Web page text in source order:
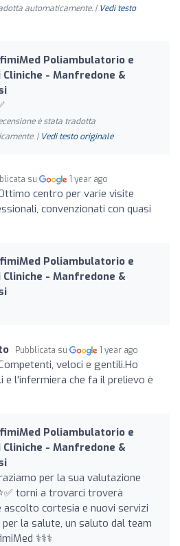
automaticamente. | Vedi testo
Poliambulatorio e
Cliniche - Manfredone &
è stata tradotta
| Vedi testo originale
su 1 year ago
centro per varie visite
convenzionati con quasi
Poliambulatorio e
Cliniche - Manfredone &
Pubblicata su 1 year ago
veloci e gentili.Ho
l'infermiera che fa il prelievo è
Poliambulatorio e
Cliniche - Manfredone &
per la sua valutazione
torni a trovarci troverà
ascolto cortesia e nuovi servizi
la salute, un saluto dal team
‍⚕️‍⚕️‍⚕️